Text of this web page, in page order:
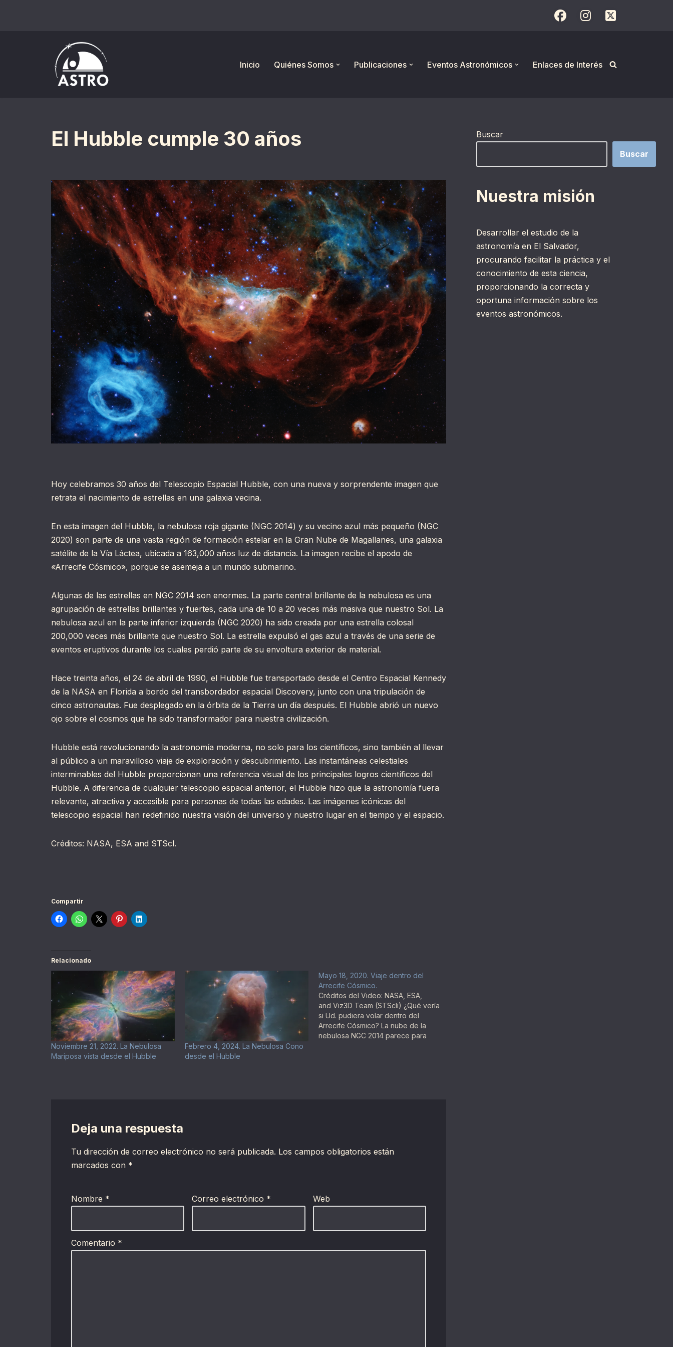
Inicio
Quiénes Somos Publicaciones Eventos Astronómicos Enlaces de Interés
El Hubble cumple 30 años
Hoy celebramos 30 años del Telescopio Espacial Hubble, con una nueva y sorprendente imagen que
retrata el nacimiento de estrellas en una galaxia vecina.
En esta imagen del Hubble, la nebulosa roja gigante (NGC 2014) y su vecino azul más pequeño (NGC
2020) son parte de una vasta región de formación estelar en la Gran Nube de Magallanes, una galaxia
satélite de la Vía Láctea, ubicada a 163,000 años luz de distancia. La imagen recibe el apodo de
«Arrecife Cósmico», porque se asemeja a un mundo submarino.
Algunas de las estrellas en NGC 2014 son enormes. La parte central brillante de la nebulosa es una
agrupación de estrellas brillantes y fuertes, cada una de 10 a 20 veces más masiva que nuestro Sol. La
nebulosa azul en la parte inferior izquierda (NGC 2020) ha sido creada por una estrella colosal
200,000 veces más brillante que nuestro Sol. La estrella expulsó el gas azul a través de una serie de
eventos eruptivos durante los cuales perdió parte de su envoltura exterior de material.
Hace treinta años, el 24 de abril de 1990, el Hubble fue transportado desde el Centro Espacial Kennedy
de la NASA en Florida a bordo del transbordador espacial Discovery, junto con una tripulación de
cinco astronautas. Fue desplegado en la órbita de la Tierra un día después. El Hubble abrió un nuevo
ojo sobre el cosmos que ha sido transformador para nuestra civilización.
Hubble está revolucionando la astronomía moderna, no solo para los científicos, sino también al llevar
al público a un maravilloso viaje de exploración y descubrimiento. Las instantáneas celestiales
interminables del Hubble proporcionan una referencia visual de los principales logros científicos del
Hubble. A diferencia de cualquier telescopio espacial anterior, el Hubble hizo que la astronomía fuera
relevante, atractiva y accesible para personas de todas las edades. Las imágenes icónicas del
telescopio espacial han redefinido nuestra visión del universo y nuestro lugar en el tiempo y el espacio.
Créditos: NASA, ESA and STScl.
Compartir
Relacionado
Noviembre 21, 2022. La Nebulosa
Mariposa vista desde el Hubble
Febrero 4, 2024. La Nebulosa Cono
desde el Hubble
Mayo 18, 2020. Viaje dentro del
Arrecife Cósmico.
Créditos del Video: NASA, ESA,
and Viz3D Team (STScIi) ¿Qué vería
si Ud. pudiera volar dentro del
Arrecife Cósmico? La nube de la
nebulosa NGC 2014 parece para
Deja una respuesta
Tu dirección de correo electrónico no será publicada. Los campos obligatorios están
marcados con *
Nombre * Correo electrónico * Web
Comentario *
Buscar
Buscar
Nuestra misión
Desarrollar el estudio de la
astronomía en El Salvador,
procurando facilitar la práctica y el
conocimiento de esta ciencia,
proporcionando la correcta y
oportuna información sobre los
eventos astronómicos.